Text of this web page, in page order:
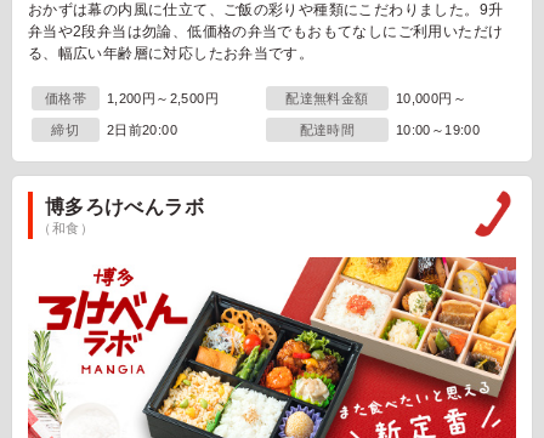
おかずは幕の内風に仕立て、ご飯の彩りや種類にこだわりました。9升
弁当や2段弁当は勿論、低価格の弁当でもおもてなしにご利用いただけ
る、幅広い年齢層に対応したお弁当です。
価格帯 1,200円～2,500円 配達無料金額 10,000円～
締切 2日前20:00 配達時間 10:00～19:00
博多ろけべんラボ
（和食）